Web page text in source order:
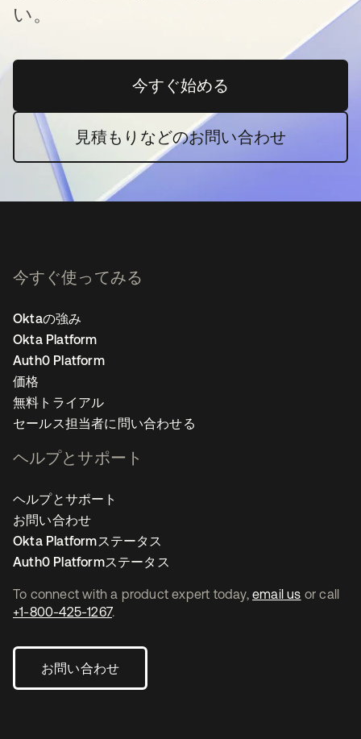
い。
今すぐ始める新しいタブで開く
見積もりなどのお問い合わせ
To connect with a product expert today, email us or call
+1-800-425-1267.
お問い合わせ
今すぐ使ってみる
Oktaの強み
Okta Platform
Auth0 Platform
価格
無料トライアル
セールス担当者に問い合わせる
ヘルプとサポート
ヘルプとサポート
お問い合わせ
Okta Platformステータス
Auth0 Platformステータス